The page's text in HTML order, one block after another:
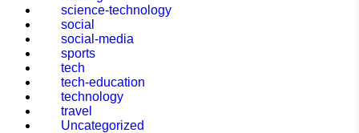
science-technology
social
social-media
sports
tech
tech-education
technology
travel
Uncategorized